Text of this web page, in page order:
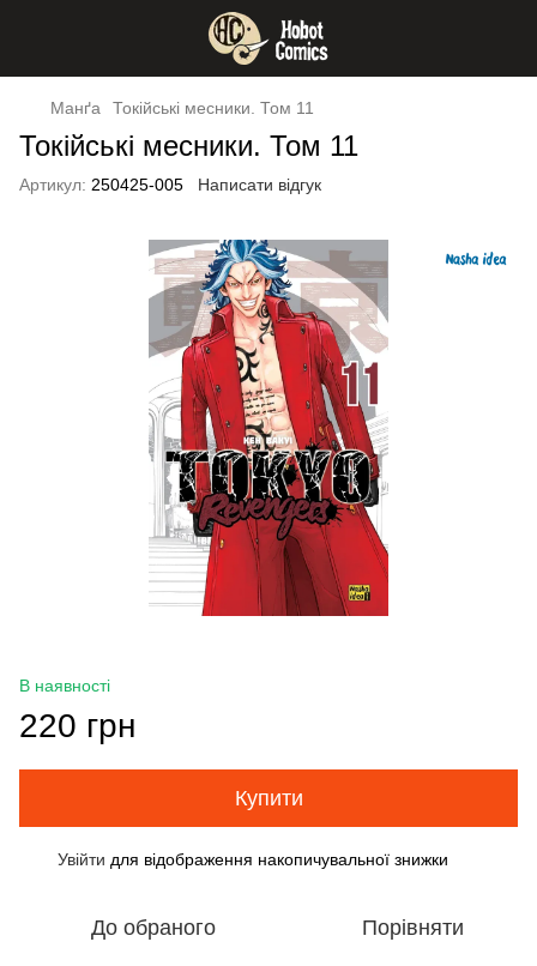
Манґа Токійські месники. Том 11
Токійські месники. Том 11
Артикул: 250425-005 Написати відгук
В наявності
220 грн
Купити
Увійти для відображення накопичувальної знижки
До обраного Порівняти